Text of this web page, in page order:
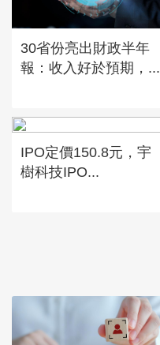
30省份亮出財政半年
報：收入好於預期，...
IPO定價150.8元，宇
樹科技IPO...